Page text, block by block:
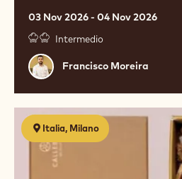
03 Nov 2026 - 04 Nov 2026
Intermedio
Francisco
Moreira
Francisco Moreira
Italia, Milano
FROZEN
Innovazione
creatività